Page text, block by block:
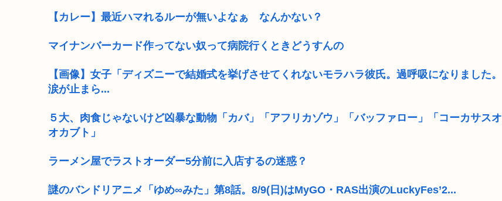
【カレー】最近ハマれるルーが無いよなぁ なんかない？
マイナンバーカード作ってない奴って病院行くときどうすんの
【画像】女子「ディズニーで結婚式を挙げさせてくれないモラハラ彼氏。過呼吸になりました。
涙が止まら...
５大、肉食じゃないけど凶暴な動物「カバ」「アフリカゾウ」「バッファロー」「コーカサスオ
オカブト」
ラーメン屋でラストオーダー5分前に入店するの迷惑？
謎のバンドリアニメ「ゆめ∞みた」第8話。8/9(日)はMyGO・RAS出演のLuckyFes’2...